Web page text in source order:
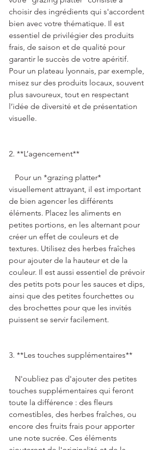
choisir des ingrédients qui s'accordent
bien avec votre thématique. Il est
essentiel de privilégier des produits
frais, de saison et de qualité pour
garantir le succès de votre apéritif.
Pour un plateau lyonnais, par exemple,
misez sur des produits locaux, souvent
plus savoureux, tout en respectant
l’idée de diversité et de présentation
visuelle.
2. **L’agencement**
visuellement attrayant, il est important
de bien agencer les différents
éléments. Placez les aliments en
petites portions, en les alternant pour
créer un effet de couleurs et de
textures. Utilisez des herbes fraîches
pour ajouter de la hauteur et de la
couleur. Il est aussi essentiel de prévoir
des petits pots pour les sauces et dips,
ainsi que des petites fourchettes ou
des brochettes pour que les invités
puissent se servir facilement.
3. **Les touches supplémentaires**
touches supplémentaires qui feront
toute la différence : des fleurs
comestibles, des herbes fraîches, ou
encore des fruits frais pour apporter
une note sucrée. Ces éléments